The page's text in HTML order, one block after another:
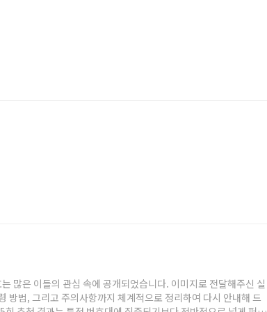
많은 이들의 관심 속에 공개되었습니다. 이미지로 전달해주신 실
방법, 그리고 주의사항까지 체계적으로 정리하여 다시 안내해 드